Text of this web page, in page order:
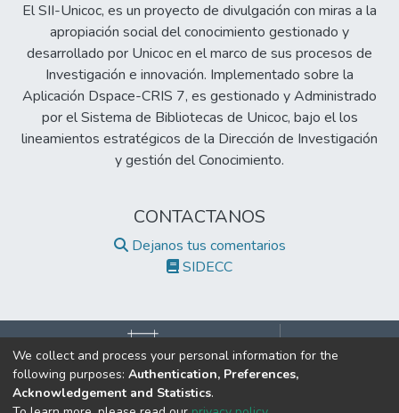
El SII-Unicoc, es un proyecto de divulgación con miras a la
apropiación social del conocimiento gestionado y
desarrollado por Unicoc en el marco de sus procesos de
Investigación e innovación. Implementado sobre la
Aplicación Dspace-CRIS 7, es gestionado y Administrado
por el Sistema de Bibliotecas de Unicoc, bajo el los
lineamientos estratégicos de la Dirección de Investigación
y gestión del Conocimiento.
CONTACTANOS
Dejanos tus comentarios
SIDECC
©2017 Todos los derechos reservados.
Institución de Educación Superior Sujeta a Inspección y Vigilancia
We collect and process your personal information for the
following purposes: Authentication, Preferences,
Acknowledgement and Statistics.